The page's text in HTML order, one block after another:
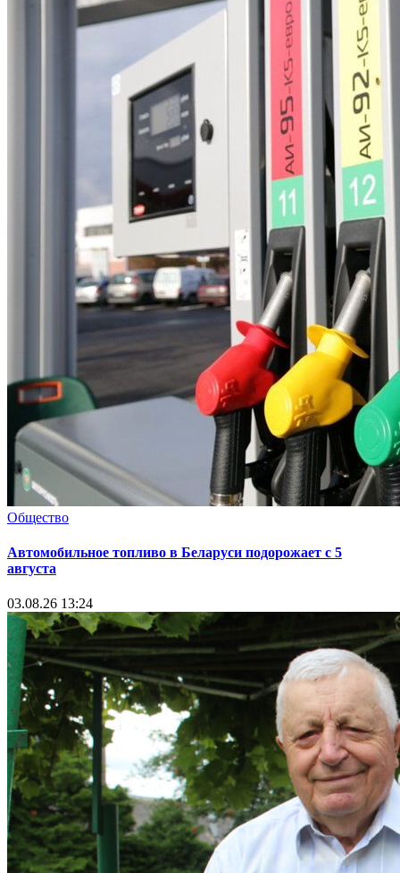
Общество
Автомобильное топливо в Беларуси подорожает с 5
августа
03.08.26 13:24